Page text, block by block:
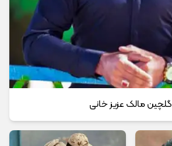
گلچین مالک عزیز خانی